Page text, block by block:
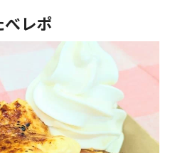
べレポ